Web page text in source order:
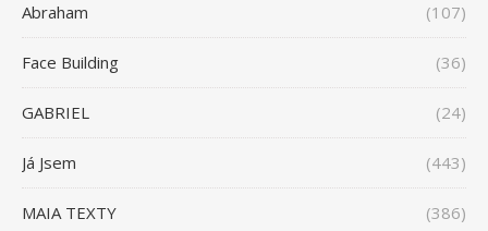
Abraham (107)
Face Building (36)
GABRIEL (24)
Já Jsem (443)
MAIA TEXTY (386)